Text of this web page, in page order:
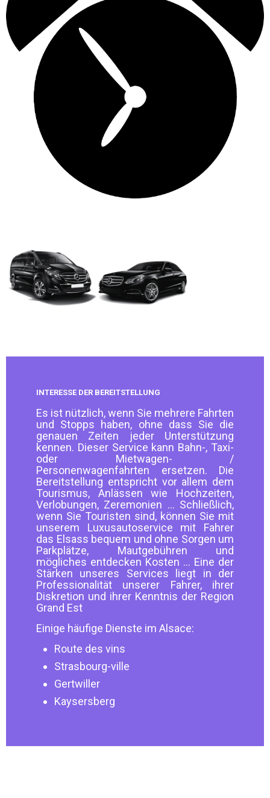
INTERESSE DER BEREITSTELLUNG
Es ist nützlich, wenn Sie mehrere Fahrten
und Stopps haben, ohne dass Sie die
genauen Zeiten jeder Unterstützung
kennen. Dieser Service kann Bahn-, Taxi-
oder Mietwagen- /
Personenwagenfahrten ersetzen. Die
Bereitstellung entspricht vor allem dem
Tourismus, Anlässen wie Hochzeiten,
Verlobungen, Zeremonien ... Schließlich,
wenn Sie Touristen sind, können Sie mit
unserem Luxusautoservice mit Fahrer
das Elsass bequem und ohne Sorgen um
Parkplätze, Mautgebühren und
mögliches entdecken Kosten ... Eine der
Stärken unseres Services liegt in der
Professionalität unserer Fahrer, ihrer
Diskretion und ihrer Kenntnis der Region
Grand Est
Einige häufige Dienste im Alsace:
Route des vins
Strasbourg-ville
Gertwiller
Kaysersberg